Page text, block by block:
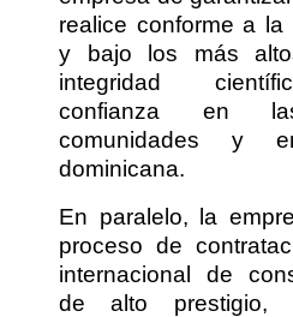
realice conforme a la
y bajo los más
integridad
confianza en
comunidades y
dominicana.
En paralelo, la
proceso de
internacional de
de alto prestigio,